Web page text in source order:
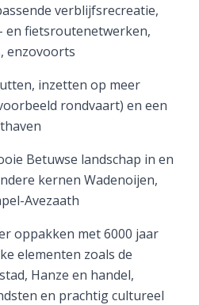
verblijfsrecreatie,
en fietsroutenetwerken,
enzovoorts
inzetten op meer
rondvaart) en een
Betuwse landschap in en
kernen Wadenoijen,
Avezaath
oppakken met 6000 jaar
elementen zoals de
Hanze en handel,
en prachtig cultureel